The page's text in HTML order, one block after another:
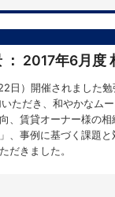
日）開催されました
ただき、和やかなム
、賃貸オーナー様の
、事例に基づく課題
だきました。